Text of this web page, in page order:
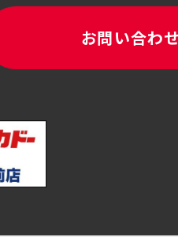
お問い合わせ